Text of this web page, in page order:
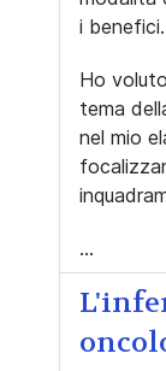
i benefici.
Ho
tema
nel mio
...